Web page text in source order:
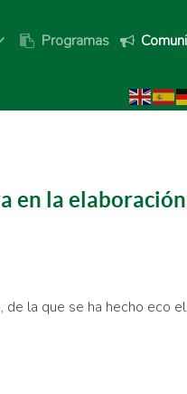
Programas
en la
la que se ha hecho eco